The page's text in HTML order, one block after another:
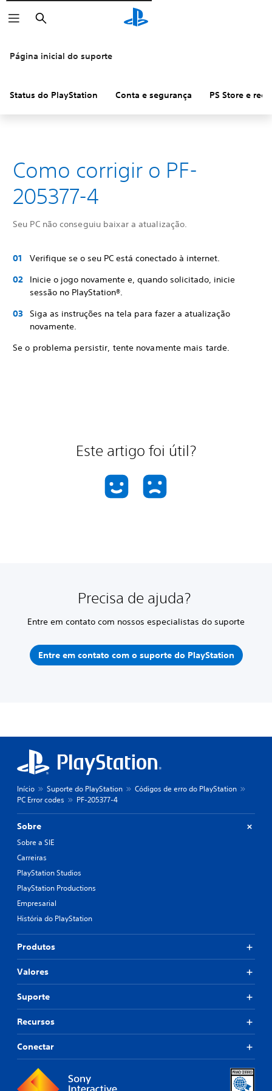
Pesquisar
Página inicial do suporte
Status do PlayStation Conta e segurança PS Store e
Como corrigir o PF-
205377-4
Seu PC não conseguiu baixar a atualização.
Verifique se o seu PC está conectado à internet.
Inicie o jogo novamente e, quando solicitado, inicie
sessão no PlayStation®.
Siga as instruções na tela para fazer a atualização
novamente.
Se o problema persistir, tente novamente mais tarde.
Este artigo foi útil?
Precisa de ajuda?
Entre em contato com nossos especialistas do suporte
Entre em contato com o suporte do PlayStation
Início Suporte do PlayStation
Códigos de erro do PlayStation
PC Error codes
PF-205377-4
Sobre
Sobre a SIE
Carreiras
PlayStation Studios
PlayStation Productions
Empresarial
História do PlayStation
Produtos
Valores
Suporte
Recursos
Conectar